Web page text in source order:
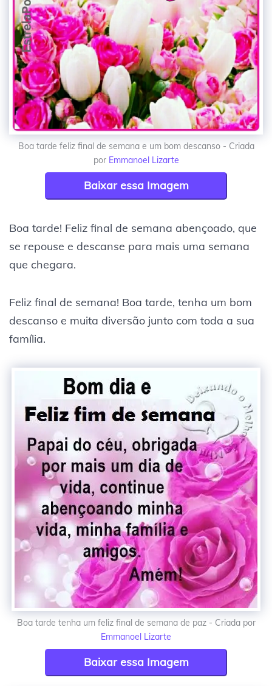
Boa tarde feliz final de semana e um bom descanso - Criada
por Emmanoel Lizarte
Baixar essa Imagem
Boa tarde! Feliz final de semana abençoado, que
se repouse e descanse para mais uma semana
que chegara.
Feliz final de semana! Boa tarde, tenha um bom
descanso e muita diversão junto com toda a sua
família.
Boa tarde tenha um feliz final de semana de paz - Criada por
Emmanoel Lizarte
Baixar essa Imagem